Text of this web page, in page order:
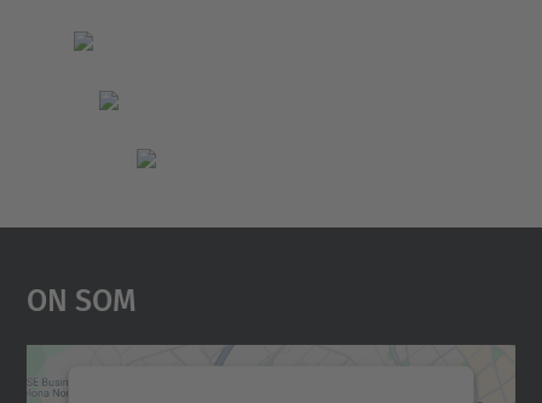
On Som